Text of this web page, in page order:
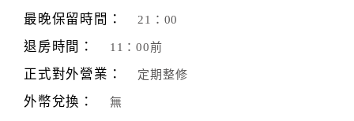
最晚保留時間： 21：00
退房時間： 11：00前
正式對外營業： 定期整修
外幣兌換： 無